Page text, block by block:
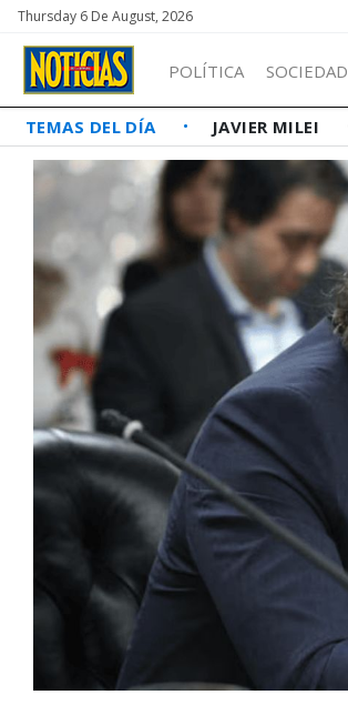
Thursday 6 De August, 2026
POLÍTICA SOCIEDAD
TEMAS DEL DÍA JAVIER MILEI